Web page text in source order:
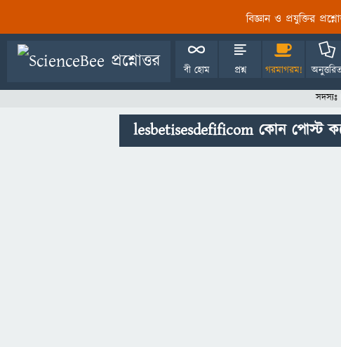
বিজ্ঞান ও প্রযুক্তির
বী হোম প্রশ্ন গরমাগরম!
lesbetisesdefificom কোন পোস্ট